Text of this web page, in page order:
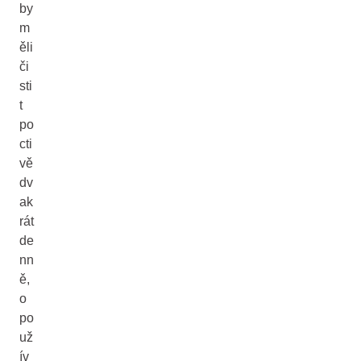
by
m
ěli
či
sti
t
po
cti
vě
dv
ak
rát
de
nn
ě,
o
po
už
ív